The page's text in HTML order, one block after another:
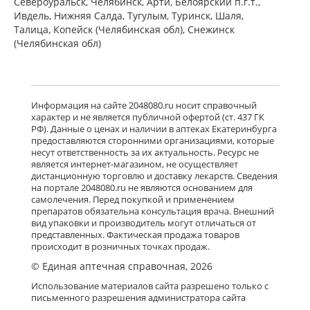
Ивдель, Нижняя Салда, Тугулым, Туринск, Шаля,
Талица, Копейск (Челябинская обл), Снежинск
(Челябинская обл)
Информация на сайте 2048080.ru носит справочный
характер и не является публичной офертой (ст. 437 ГК
РФ). Данные о ценах и наличии в аптеках Екатеринбурга
предоставляются сторонними организациями, которые
несут ответственность за их актуальность. Ресурс не
является интернет-магазином, не осуществляет
дистанционную торговлю и доставку лекарств. Сведения
на портале 2048080.ru не являются основанием для
самолечения. Перед покупкой и применением
препаратов обязательна консультация врача. Внешний
вид упаковки и производитель могут отличаться от
представленных. Фактическая продажа товаров
происходит в розничных точках продаж.
© Единая аптечная справочная, 2026
Использование материалов сайта разрешено только с
письменного разрешения администратора сайта